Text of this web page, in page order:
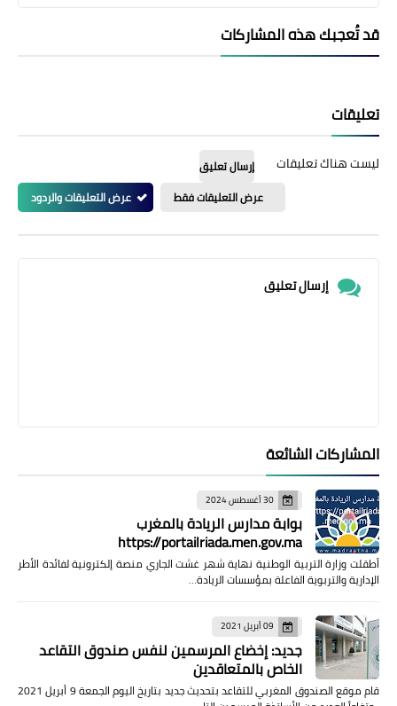
قد تُعجبك هذه المشاركات
تعليقات
ليست هناك تعليقات
إرسال تعليق
عرض التعليقات فقط
عرض التعليقات والردود
إرسال تعليق
المشاركات الشائعة
30 أغسطس 2024
بوابة مدارس الريادة بالمغرب
https://portailriada.men.gov.ma
أطقلت وزارة التربية الوطنية نهاية شهر غشت الجاري منصة إلكترونية لفائدة الأطر
الإدارية والتربوية الفاعلة بمؤسسات الريادة…
09 أبريل 2021
جديد: إخضاع المرسمين لنفس صندوق التقاعد
الخاص بالمتعاقدين
قام موقع الصندوق المغربي للتقاعد بتحديث جديد بتاريخ اليوم الجمعة 9 أبريل 2021